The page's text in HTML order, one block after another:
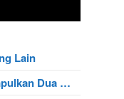
Lain
Dua …